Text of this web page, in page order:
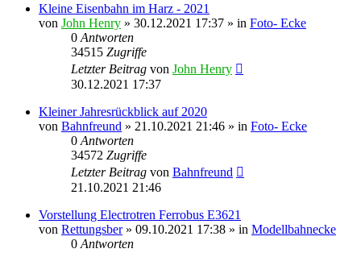
Kleine Eisenbahn im Harz - 2021
von John Henry » 30.12.2021 17:37 » in Foto- Ecke
0 Antworten
34515 Zugriffe
Letzter Beitrag von John Henry
30.12.2021 17:37
Kleiner Jahresrückblick auf 2020
von Bahnfreund » 21.10.2021 21:46 » in Foto- Ecke
0 Antworten
34572 Zugriffe
Letzter Beitrag von Bahnfreund
21.10.2021 21:46
Vorstellung Electrotren Ferrobus E3621
von Rettungsber» 09.10.2021 17:38 » in Modellbahnecke
0 Antworten